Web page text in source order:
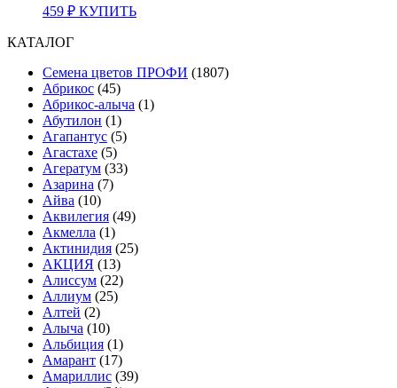
459 ₽ КУПИТЬ
КАТАЛОГ
Cемена цветов ПРОФИ (1807)
Абрикос (45)
Абрикос-алыча (1)
Абутилон (1)
Агапантус (5)
Агастахе (5)
Агератум (33)
Азарина (7)
Айва (10)
Аквилегия (49)
Акмелла (1)
Актинидия (25)
АКЦИЯ (13)
Алиссум (22)
Аллиум (25)
Алтей (2)
Алыча (10)
Альбиция (1)
Амарант (17)
Амариллис (39)